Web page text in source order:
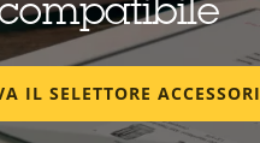
IL SELETTORE ACCESSORI